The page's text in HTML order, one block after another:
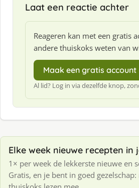
Laat een reactie achter
Reageren kan met een gratis
andere thuiskoks weten van
Maak een gratis account
Al lid? Log in via dezelfde knop,
Elke week nieuwe recepten in
1× per week de lekkerste nieuwe en
Gratis, en je bent in goed